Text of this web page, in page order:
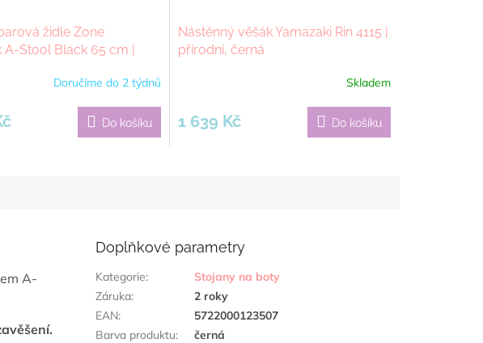
židle Zone
A-Stool Black 65 cm |
Doručíme do 2 týdnů
Do košíku
Nástěnný věšák Yamazaki Rin 4115 |
přírodní, černá
Skladem
1 639 Kč Do košíku
A-
Doplňkové parametry
Kategorie:
Stojany na boty
Záruka:
2 roky
EAN:
5722000123507
Barva produktu:
černá